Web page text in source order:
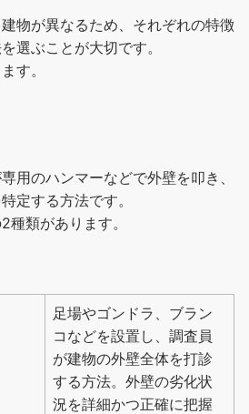
物が異なるため、それぞれの特徴
選ぶことが大切です。
す。
用のハンマーなどで外壁を叩き、
定する方法です。
類があります。
足場やゴンドラ、ブラン
コなどを設置し、調査員
が建物の外壁全体を打診
する方法。外壁の劣化状
況を詳細かつ正確に把握